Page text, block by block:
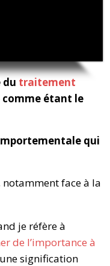
du traitement
comme étant le
qui
face à la
je réfère à
de l’importance à
signification